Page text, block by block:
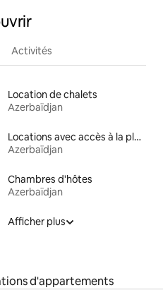
Activités
Location de chalets
Azerbaïdjan
Locations avec accès à la plage
Azerbaïdjan
Chambres d'hôtes
Azerbaïdjan
Afficher plus
d'appartements